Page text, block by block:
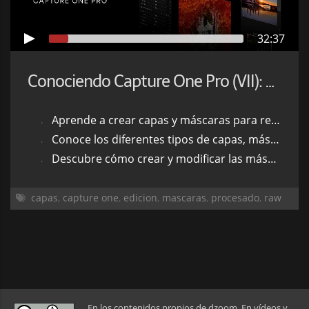
32:37
Conociendo Capture One Pro (VII): Capas y Máscaras
Aprende a crear capas y máscaras para realizar ajustes locales en tus fotos
Conoce los diferentes tipos de capas, máscaras y pinceles de dibujo y corrección
Descubre cómo crear y modificar las máscaras de luminosidad (Intervalo de Luma)
capas, capture one, edicion, mascaras, procesado, raw